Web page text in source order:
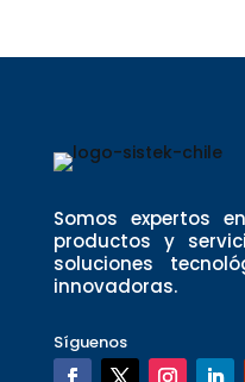
Somos expertos
productos y
soluciones
innovadoras.
Síguenos